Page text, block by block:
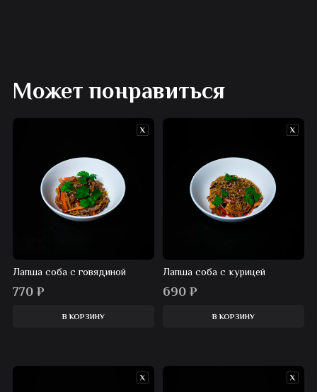
Может понравиться
Лапша соба с говядиной
770 ₽
В КОРЗИНУ
Лапша соба с курицей
690₽
В КОРЗИНУ